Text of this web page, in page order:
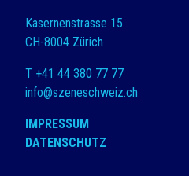
Kasernenstrasse 15
CH-8004 Zürich
T +41 44 380 77 77
info@szeneschweiz.ch
IMPRESSUM
DATENSCHUTZ